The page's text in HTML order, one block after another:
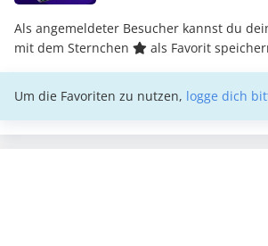
Als angemeldeter Besucher kannst du
mit dem Sternchen
als Favorit
Um die Favoriten zu nutzen, logge dich